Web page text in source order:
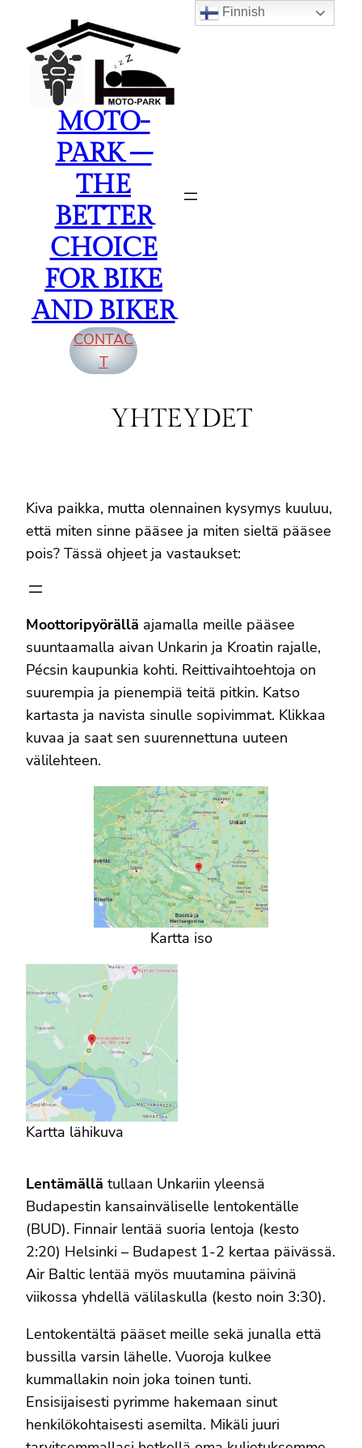
sisältöön
MOTO-
PARK –
THE
BETTER
CHOICE
FOR BIKE
AND BIKER
CONTAC
T
YHTEYDET
Kiva paikka, mutta olennainen kysymys kuuluu,
että miten sinne pääsee ja miten sieltä pääsee
pois? Tässä ohjeet ja vastaukset:
Moottoripyörällä ajamalla meille pääsee
suuntaamalla aivan Unkarin ja Kroatin rajalle,
Pécsin kaupunkia kohti. Reittivaihtoehtoja on
suurempia ja pienempiä teitä pitkin. Katso
kartasta ja navista sinulle sopivimmat. Klikkaa
kuvaa ja saat sen suurennettuna uuteen
välilehteen.
Kartta iso
Kartta lähikuva
Lentämällä tullaan Unkariin yleensä
Budapestin kansainväliselle lentokentälle
(BUD). Finnair lentää suoria lentoja (kesto
2:20) Helsinki – Budapest 1-2 kertaa päivässä.
Air Baltic lentää myös muutamina päivinä
viikossa yhdellä välilaskulla (kesto noin 3:30).
Lentokentältä pääset meille sekä junalla että
bussilla varsin lähelle. Vuoroja kulkee
kummallakin noin joka toinen tunti.
Ensisijaisesti pyrimme hakemaan sinut
henkilökohtaisesti asemilta. Mikäli juuri
Finnish